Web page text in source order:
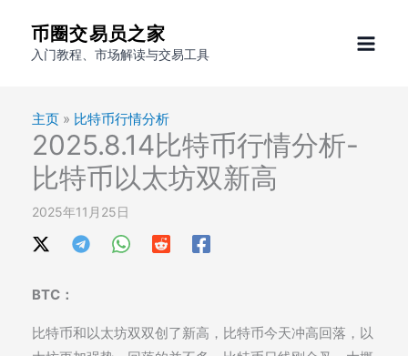
币圈交易员之家
入门教程、市场解读与交易工具
主页 » 比特币行情分析
2025.8.14比特币行情分析-
比特币以太坊双新高
2025年11月25日
BTC：
比特币和以太坊双双创了新高，比特币今天冲高回落，以